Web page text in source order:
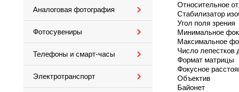
Аналоговая фотография
Фотосувениры
Телефоны и смарт-часы
Электротранспорт
Относительное
Стабилизатор
Угол поля зрения
Минимальное
Максимальное
Число лепестков
Формат матрицы
Фокусное
Объектив
Байонет